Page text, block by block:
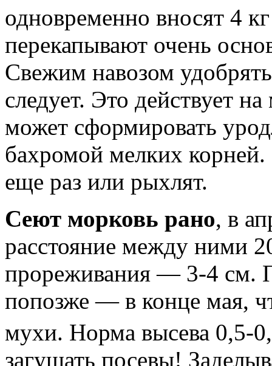
одновременно вносят 4
перекапывают очень
Свежим навозом
следует. Это действует
может сформировать
бахромой мелких
еще раз или рыхлят.
Сеют морковь рано, в
расстояние между ними
прореживания — 3-4 см.
попозже — в конце мая,
мухи. Норма высева 0,5-
загущать посевы!